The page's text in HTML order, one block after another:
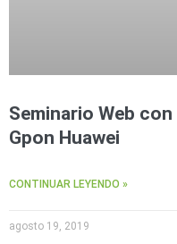
Seminario Web
Gpon Huawei
CONTINUAR LEYENDO »
agosto 19, 2019